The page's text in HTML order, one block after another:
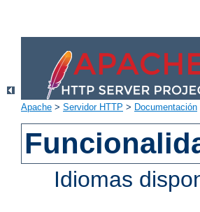
Apache > Servidor HTTP > Documentación
Idiomas